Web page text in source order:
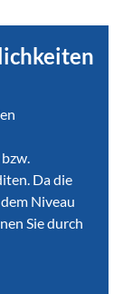
Da die
Niveau
Sie durch